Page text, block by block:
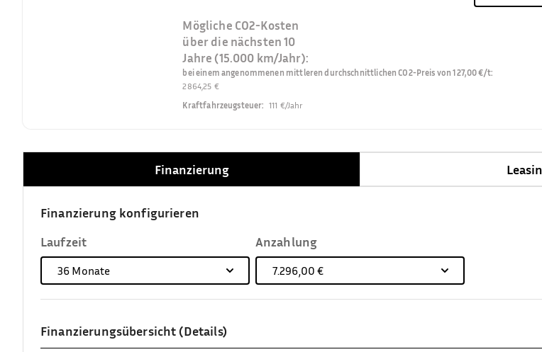
Mögliche CO2-Kosten
über die nächsten 10
Jahre (15.000 km/Jahr):
bei einem angenommenen mittleren durchschnittlichen CO2-Preis von 127,00 €/t:
2864,25 €
Kraftfahrzeugsteuer: 111 €/Jahr
Finanzierung
Finanzierung konfigurieren
Laufzeit
36 Monate
Anzahlung
7.296,00 €
Finanzierungsübersicht (Details)